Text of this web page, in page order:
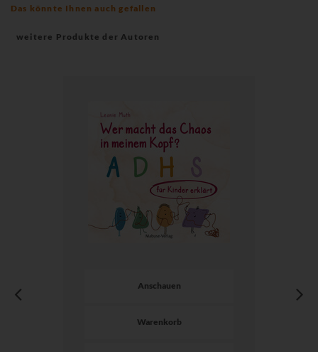
Das könnte Ihnen auch gefallen
weitere Produkte der Autoren
Anschauen
Warenkorb